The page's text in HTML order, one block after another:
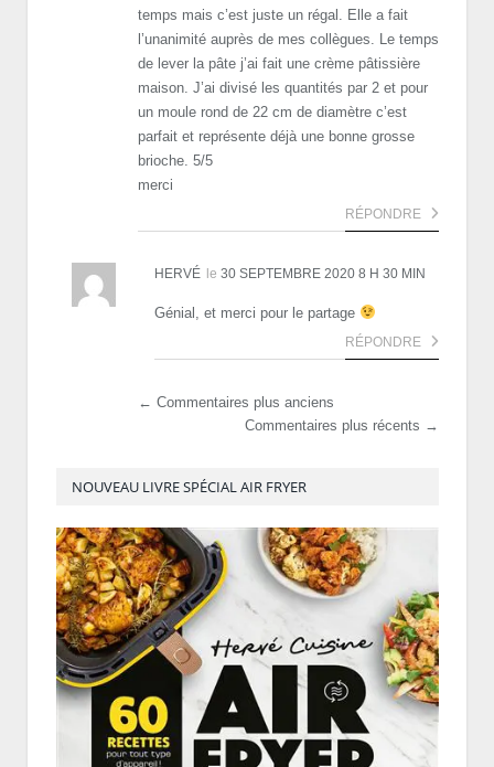
temps mais c’est juste un régal. Elle a fait
l’unanimité auprès de mes collègues. Le temps
de lever la pâte j’ai fait une crème pâtissière
maison. J’ai divisé les quantités par 2 et pour
un moule rond de 22 cm de diamètre c’est
parfait et représente déjà une bonne grosse
brioche. 5/5
merci
RÉPONDRE
HERVÉ le 30 SEPTEMBRE 2020 8 H 30 MIN
Génial, et merci pour le partage
RÉPONDRE
← Commentaires plus anciens
Commentaires plus récents →
NOUVEAU LIVRE SPÉCIAL AIR FRYER